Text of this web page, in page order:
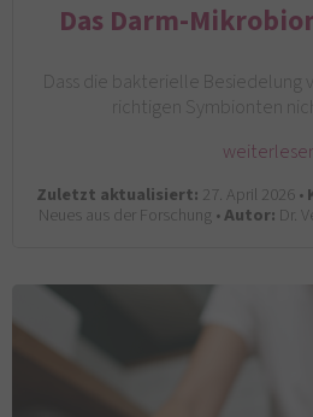
Das Darm-
Dass die bakterielle Besiedelung
richtigen Symbionten
Zuletzt aktualisiert: 27. April 2026 •
Neues aus der Forschung •Autor: Dr.